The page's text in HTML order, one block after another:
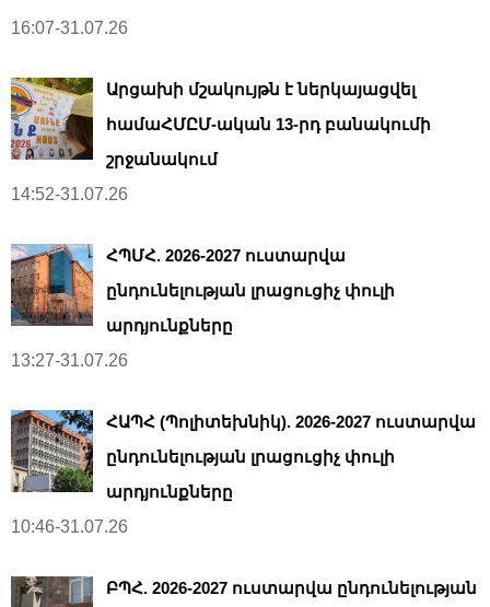
16:07-31.07.26
Արցախի մշակույթն է ներկայացվել
համաՀՄԸՄ-ական 13-րդ բանակումի
շրջանակում
14:52-31.07.26
ՀՊՄՀ. 2026-2027 ուստարվա
ընդունելության լրացուցիչ փուլի
արդյունքները
13:27-31.07.26
ՀԱՊՀ (Պոլիտեխնիկ). 2026-2027 ուստարվա
ընդունելության լրացուցիչ փուլի
արդյունքները
10:46-31.07.26
ԲՊՀ. 2026-2027 ուստարվա ընդունելության